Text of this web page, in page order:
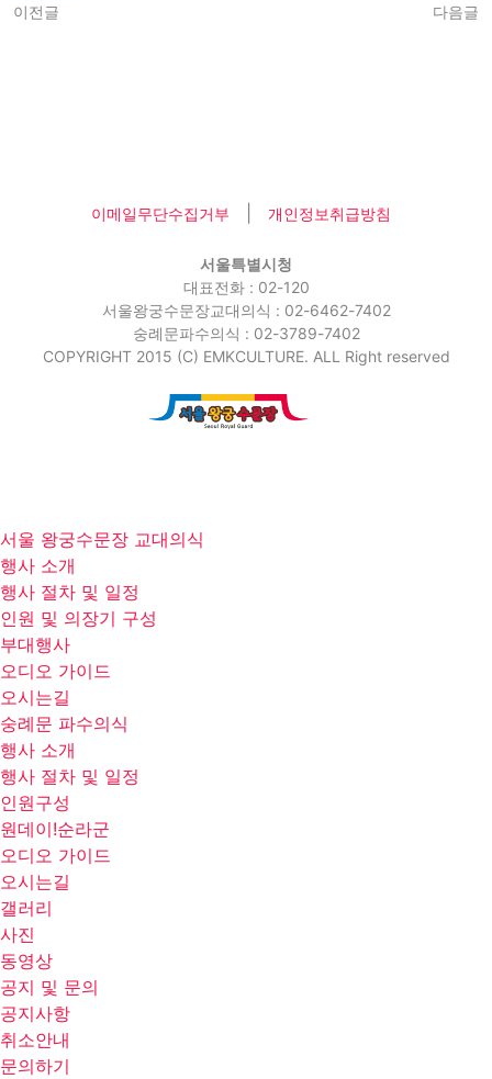
이전글 다음글
이메일무단수집거부 개인정보취급방침
서울특별시청
대표전화 : 02-120
서울왕궁수문장교대의식 : 02-6462-7402
숭례문파수의식 : 02-3789-7402
COPYRIGHT 2015 (C) EMKCULTURE. ALL Right reserved
서울 왕궁수문장 교대의식
행사 소개
행사 절차 및 일정
인원 및 의장기 구성
부대행사
오디오 가이드
오시는길
숭례문 파수의식
행사 소개
행사 절차 및 일정
인원구성
원데이!순라군
오디오 가이드
오시는길
갤러리
사진
동영상
공지 및 문의
공지사항
취소안내
문의하기